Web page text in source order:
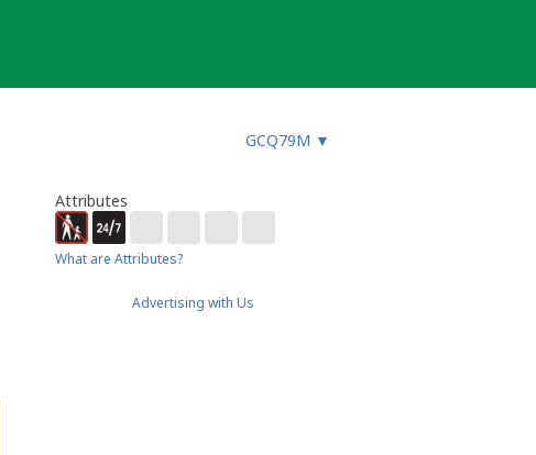
GCQ79M ▼
Attributes
What are Attributes?
Advertising with Us